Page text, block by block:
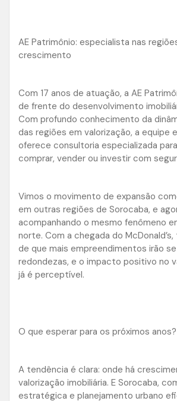
AE Patrimônio: especialista nas
crescimento
Com 17 anos de atuação, a AE
de frente do desenvolvimento
Com profundo conhecimento da
das regiões em valorização, a equipe
oferece consultoria especializada
comprar, vender ou investir com
Vimos o movimento de expansão
em outras regiões de Sorocaba, e
acompanhando o mesmo fenômeno
norte. Com a chegada do
de que mais empreendimentos irão
redondezas, e o impacto positivo no
já é perceptível.
O que esperar para os próximos anos?
A tendência é clara: onde há
valorização imobiliária. E Sorocaba,
estratégica e planejamento urbano